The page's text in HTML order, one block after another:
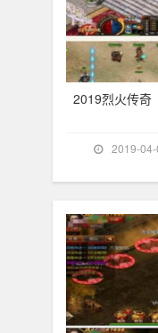
2019烈火传奇
2019-